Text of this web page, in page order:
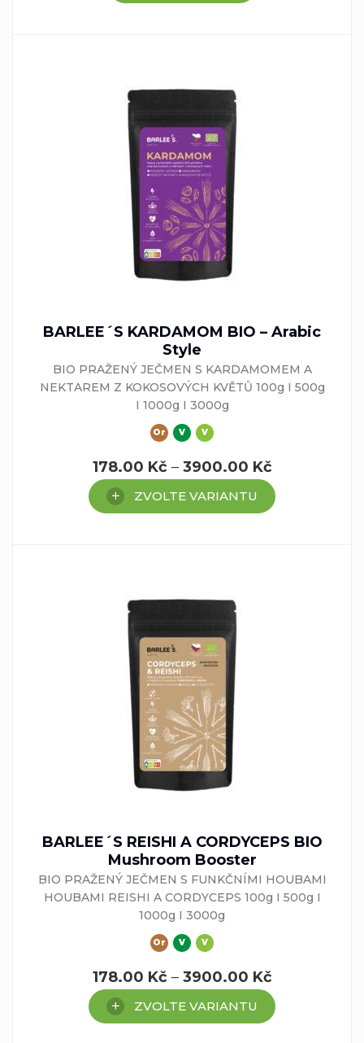
BARLEE´S KARDAMOM BIO – Arabic
Style
BIO PRAŽENÝ JEČMEN S KARDAMOMEM A
NEKTAREM Z KOKOSOVÝCH KVĚTŮ 100g I 500g
I 1000g I 3000g
Or V V
178.00 Kč – 3900.00 Kč
ZVOLTE VARIANTU
BARLEE´S REISHI A CORDYCEPS BIO
Mushroom Booster
BIO PRAŽENÝ JEČMEN S FUNKČNÍMI HOUBAMI
HOUBAMI REISHI A CORDYCEPS 100g I 500g I
1000g I 3000g
Or V V
178.00 Kč – 3900.00 Kč
ZVOLTE VARIANTU